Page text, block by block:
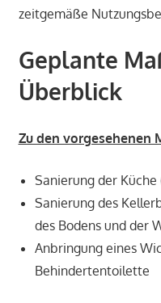
zeitgemäße
Geplante
Überblick
Zu den vorgesehenen
Sanierung der
Sanierung des
des Bodens und der
Anbringung eines
Behindertentoilette